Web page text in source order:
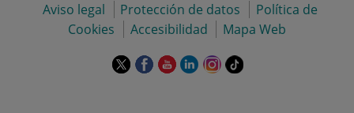
Aviso legal Protección de datos
Política de
Cookies
Accesibilidad Mapa Web
EsteEste EsteEsteEsteEnlace